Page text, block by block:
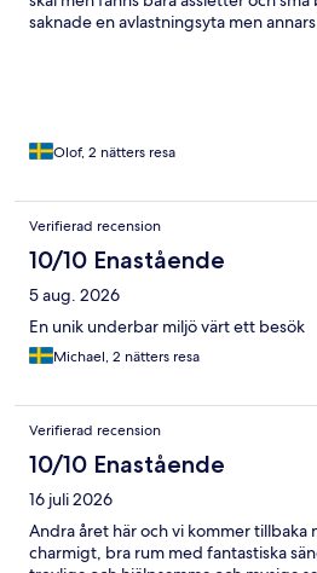
saknade en avlastningsyta men
Olof, 2 nätters resa
Verifierad recension
10/10 Enastående
5 aug. 2026
En unik underbar miljö värt ett besök
Michael, 2 nätters resa
Verifierad recension
10/10 Enastående
16 juli 2026
Andra året här och vi kommer tillbaka
charmigt, bra rum med fantastiska